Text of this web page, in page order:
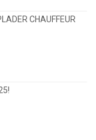
CHAUFFEUR